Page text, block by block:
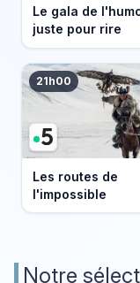
Le gala de
juste pour rire
21h00
Les routes de
l'impossible
Notre